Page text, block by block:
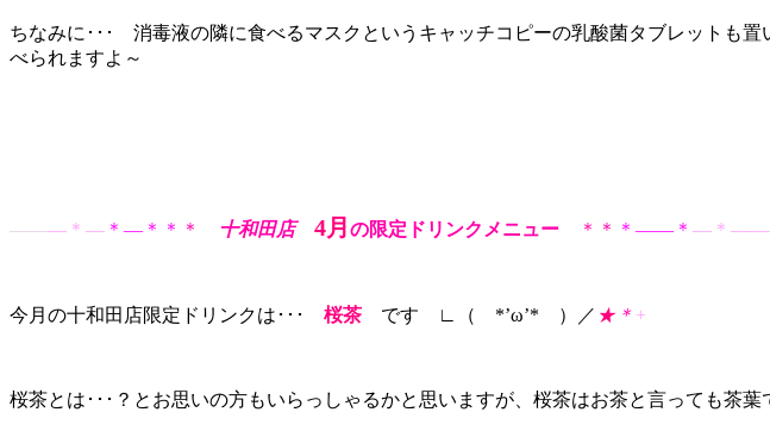
ちなみに･･･ 消毒液の隣に食べるマスクというキャッチコピーの乳酸菌タブレットも
べられますよ～
———＊— ＊—＊＊ ＊ 十和田店 4月 の限定ドリンクメニュー ＊＊ ＊——＊ —＊——
今月の十和田店限定ドリンクは･･･ 桜茶 です ∟（ *’ω’* ）／ ★＊ +
桜茶とは･･･？とお思いの方もいらっしゃるかと思いますが、桜茶はお茶と言っても茶